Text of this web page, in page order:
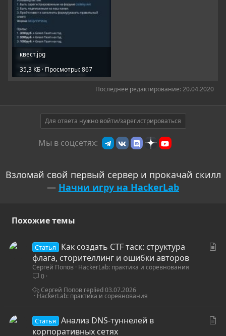
квест.jpg
35,3 КБ · Просмотры: 867
Последнее редактирование: 20.04.2020
Для ответа нужно войти/зарегистрироваться
Мы в соцсетях:
Взломай свой первый сервер и прокачай скилл
— Начни игру на HackerLab
Похожие темы
Статья
Как создать CTF таск: структура
флага, сторителлинг и ошибки авторов
Сергей Попов HackerLab: практика и соревнования
0
HackerLab: практика и соревнования
03.07.2026
Сергей Попов
Статья
Анализ DNS-туннелей в
корпоративных сетях